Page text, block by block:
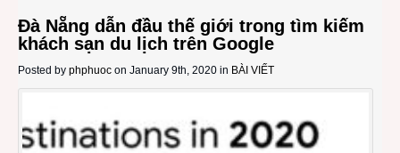
Đà Nẵng dẫn đầu thế giới trong tìm kiếm
khách sạn du lịch trên Google
Posted by phphuoc on January 9th, 2020 in BÀI VIẾT